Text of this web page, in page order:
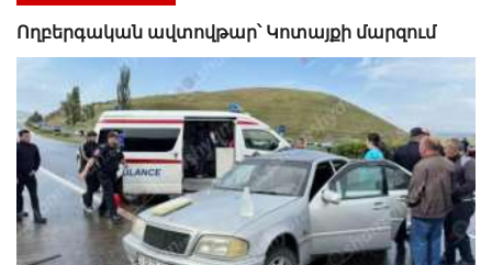
Ողբերգական ավտովթար՝ Կոտայքի մարզում